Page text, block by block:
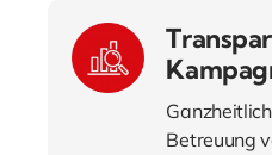
Betreuung